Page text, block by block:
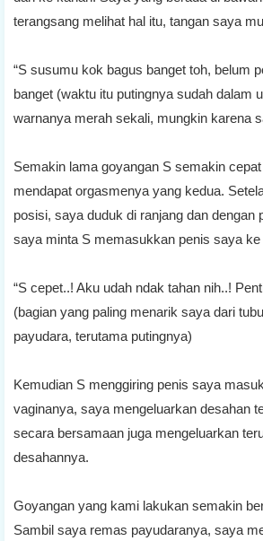
terangsang melihat hal itu, tangan saya
“S susumu kok bagus banget toh, belum
banget (waktu itu putingnya sudah dalam
warnanya merah sekali, mungkin karena
Semakin lama goyangan S semakin
mendapat orgasmenya yang kedua.
posisi, saya duduk di ranjang dan dengan
saya minta S memasukkan penis saya ke
“S cepet..! Aku udah ndak tahan nih..!
(bagian yang paling menarik saya dari
payudara, terutama putingnya)
Kemudian S menggiring penis saya
vaginanya, saya mengeluarkan desahan
secara bersamaan juga mengeluarkan
desahannya.
Goyangan yang kami lakukan semakin
Sambil saya remas payudaranya, saya